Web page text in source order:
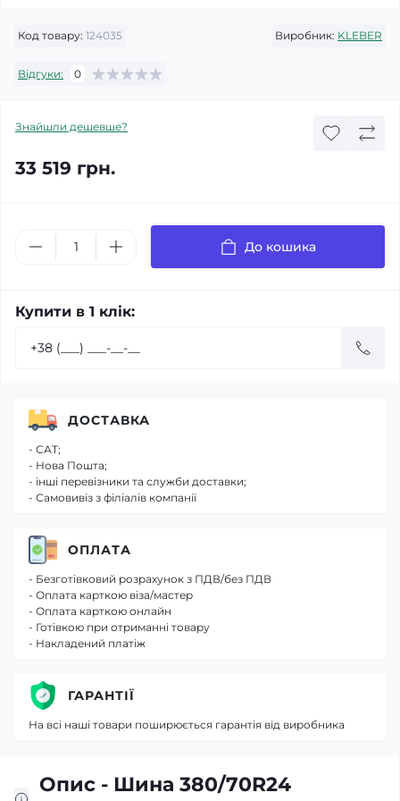
Код товару: 124035 Виробник: KLEBER
Відгуки: 0
Знайшли дешевше?
33 519 грн.
До кошика
Купити в 1 клік:
Опис - Шина 380/70R24
ДОСТАВКА
- САТ;
- Нова Пошта;
- інші перевізники та служби доставки;
- Самовивіз з філіалів компанії
ОПЛАТА
- Безготівковий розрахунок з ПДВ/без ПДВ
- Оплата карткою віза/мастер
- Оплата карткою онлайн
- Готівкою при отриманні товару
- Накладений платіж
ГАРАНТІЇ
На всі наші товари поширюється гарантія від виробника